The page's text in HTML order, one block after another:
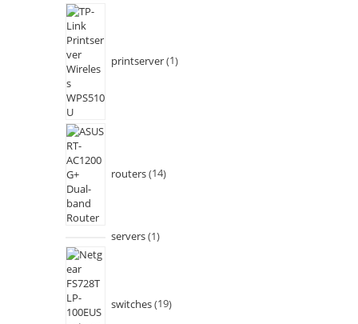
printserver 1
routers 14
servers 1
switches 19